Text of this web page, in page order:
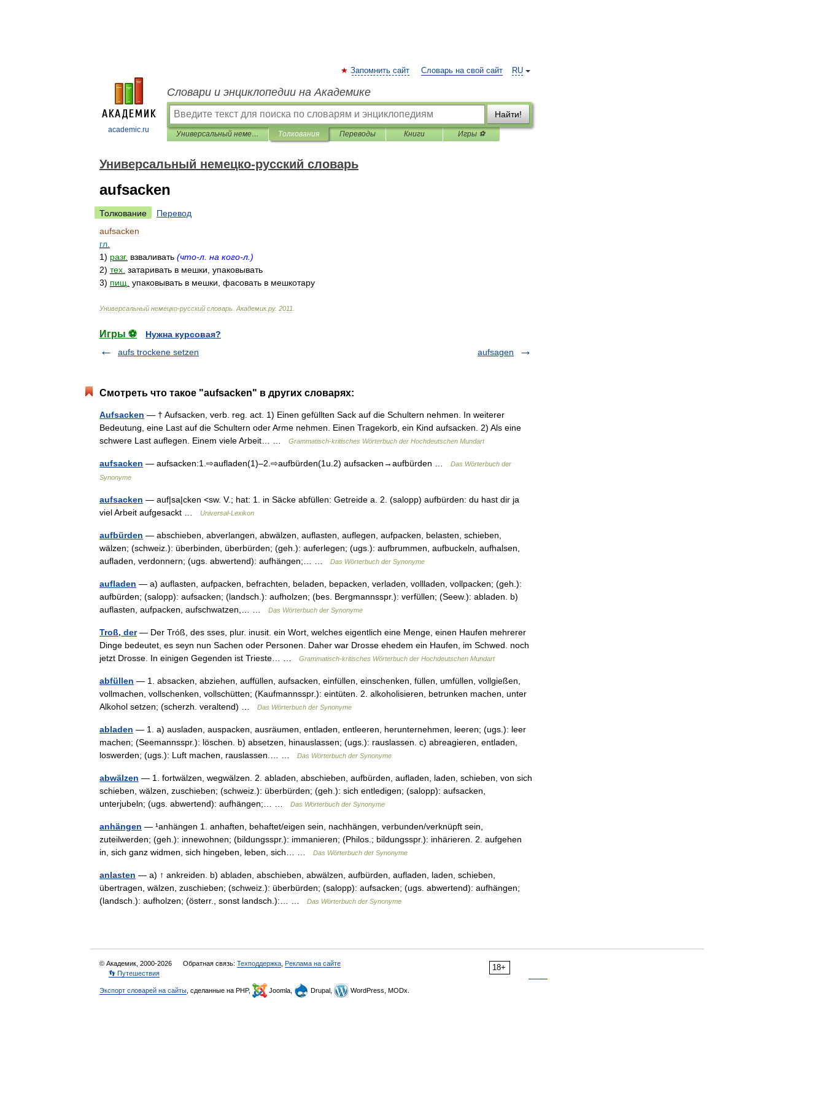
academic.ru
RU
Запомнить сайт Словарь на свой сайт
Словари и энциклопедии на Академике
Найти!
Универсальный немецко-русский словарь Толкования Переводы Книги Игры ⚽
Универсальный немецко-русский словарь
aufsacken
Толкование
Перевод
aufsacken
гл
1) разг. взваливать (что-л на кого-л .)
2) тех затаривать в мешки упаковывать
3) пищ упаковывать в мешки фасовать в мешкотару
Универсальный немецко-русский словарь Академик.ру. 2011
Игры ⚽
Нужна курсовая?
aufs trockene setzen
aufsagen
Смотреть что такое "aufsacken" в других словарях:
Aufsacken — † Aufsacken, verb. reg. act. 1) Einen gefüllten Sack auf die Schultern nehmen. In weiterer
Bedeutung, eine Last auf die Schultern oder Arme nehmen. Einen Tragekorb, ein Kind aufsacken. 2) Als eine
schwere Last auflegen. Einem viele Arbeit… …
Grammatisch-kritisches Wörterbuch der Hochdeutschen Mundart
aufsacken — aufsacken:1.⇨aufladen(1)–2.⇨aufbürden(1u.2) aufsacken→aufbürden …
Das Wörterbuch der
Synonyme
aufsacken — auf|sa|cken <sw. V.; hat: 1. in Säcke abfüllen: Getreide a. 2. (salopp) aufbürden: du hast dir ja
viel Arbeit aufgesackt …
Universal-Lexikon
aufbürden — abschieben, abverlangen, abwälzen, auflasten, auflegen, aufpacken, belasten, schieben,
wälzen; (schweiz.): überbinden, überbürden; (geh.): auferlegen; (ugs.): aufbrummen, aufbuckeln, aufhalsen,
aufladen, verdonnern; (ugs. abwertend): aufhängen;… …
Das Wörterbuch der Synonyme
aufladen — a) auflasten, aufpacken, befrachten, beladen, bepacken, verladen, vollladen, vollpacken; (geh.):
aufbürden; (salopp): aufsacken; (landsch.): aufholzen; (bes. Bergmannsspr.): verfüllen; (Seew.): abladen. b)
auflasten, aufpacken, aufschwatzen,… …
Das Wörterbuch der Synonyme
Troß, der— Der Tróß, des sses, plur. inusit. ein Wort, welches eigentlich eine Menge, einen Haufen mehrerer
Dinge bedeutet, es seyn nun Sachen oder Personen. Daher war Drosse ehedem ein Haufen, im Schwed. noch
jetzt Drosse. In einigen Gegenden ist Trieste… …
Grammatisch-kritisches Wörterbuch der Hochdeutschen Mundart
abfüllen — 1. absacken, abziehen, auffüllen, aufsacken, einfüllen, einschenken, füllen, umfüllen, vollgießen,
vollmachen, vollschenken, vollschütten; (Kaufmannsspr.): eintüten. 2. alkoholisieren, betrunken machen, unter
Alkohol setzen; (scherzh. veraltend) …
Das Wörterbuch der Synonyme
abladen — 1. a) ausladen, auspacken, ausräumen, entladen, entleeren, herunternehmen, leeren; (ugs.): leer
machen; (Seemannsspr.): löschen. b) absetzen, hinauslassen; (ugs.): rauslassen. c) abreagieren, entladen,
loswerden; (ugs.): Luft machen, rauslassen.… …
Das Wörterbuch der Synonyme
abwälzen — 1. fortwälzen, wegwälzen. 2. abladen, abschieben, aufbürden, aufladen, laden, schieben, von sich
schieben, wälzen, zuschieben; (schweiz.): überbürden; (geh.): sich entledigen; (salopp): aufsacken,
unterjubeln; (ugs. abwertend): aufhängen;… …
Das Wörterbuch der Synonyme
anhängen — ¹anhängen 1. anhaften, behaftet/eigen sein, nachhängen, verbunden/verknüpft sein,
zuteilwerden; (geh.): innewohnen; (bildungsspr.): immanieren; (Philos.; bildungsspr.): inhärieren. 2. aufgehen
in, sich ganz widmen, sich hingeben, leben, sich… …
Das Wörterbuch der Synonyme
anlasten — a) ↑ ankreiden. b) abladen, abschieben, abwälzen, aufbürden, aufladen, laden, schieben,
übertragen, wälzen, zuschieben; (schweiz.): überbürden; (salopp): aufsacken; (ugs. abwertend): aufhängen;
(landsch.): aufholzen; (österr., sonst landsch.):… …
Das Wörterbuch der Synonyme
18+
© Академик, 2000-2026 Обратная связь: Техподдержка Реклама на сайте
👣 Путешествия
Экспорт словарей на сайты , сделанные на PHP, Joomla, Drupal, WordPress, MODx.